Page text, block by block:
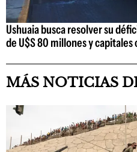
Ushuaia busca resolver su
de U$S 80 millones y capitales
MÁS NOTICIAS